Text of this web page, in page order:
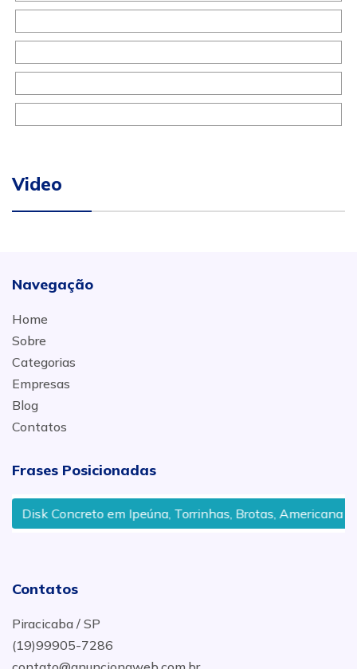
Video
Navegação
Home
Sobre
Categorias
Empresas
Blog
Contatos
Frases Posicionadas
Disk Concreto em Ipeúna, Torrinhas, Brotas, Americana
Contatos
Piracicaba / SP
(19)99905-7286